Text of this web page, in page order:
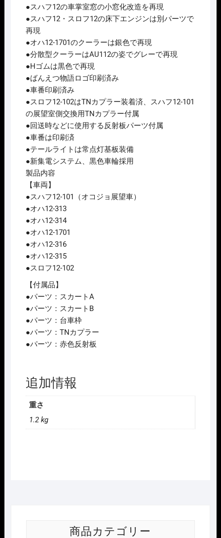
●スハフ12の車掌室窓の小窓化改造を再現
●スハフ12・スロフ12の床下エンジンは別パーツで
再現
●オハ12-1701のクーラーは銀色で再現
●分散型クーラーはAU112の姿でグレーで再現
●Hゴムは黒色で再現
●ばんえつ物語ロゴ印刷済み
●車番印刷済み
●スロフ12-102はTNカプラー装着済、スハフ12-101
の展望室側交換用TNカプラー付属
●回送時などに使用する反射板パーツ付属
●車番は印刷済
●テールライトは常点灯基板装備
●新集電システム、黒色車輪採用
製品内容
【車両】
●スハフ12-101（オコジョ展望車）
●オハ12-313
●オハ12-314
●オハ12-1701
●オハ12-316
●オハ12-315
●スロフ12-102
【付属品】
●パーツ：スカートA
●パーツ：スカートB
●パーツ：台車枠
●パーツ：TNカプラー
●パーツ：赤色反射板
追加情報
重さ
1.2 kg
商品カテゴリー